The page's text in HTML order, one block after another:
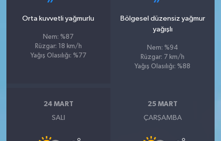
Orta kuvvetli yağmurlu
Nem: %87
Rüzgar: 18 km/h
Yağış Olasılığı: %77
Bölgesel düzensiz yağmur
yağışlı
Nem: %94
Rüzgar: 7 km/h
Yağış Olasılığı: %88
24 MART
SALI
25 MART
ÇARŞAMBA